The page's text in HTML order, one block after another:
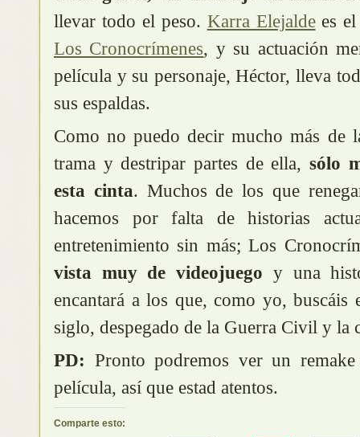
llevar todo el peso. Karra Elejaldees el
Los Cronocrímenes, y su actuación
película y su personaje, Héctor, lleva
sus espaldas.
Como no puedo decir mucho más de
trama y destripar partes de ella, sólo
esta cinta. Muchos de los que
hacemos por falta de historias
entretenimiento sin más; Los
vista muy de videojuego y una
encantará a los que, como yo, buscáis
siglo, despegado de la Guerra Civil y la
PD: Pronto podremos ver un
película, así que estad atentos.
Comparte esto: